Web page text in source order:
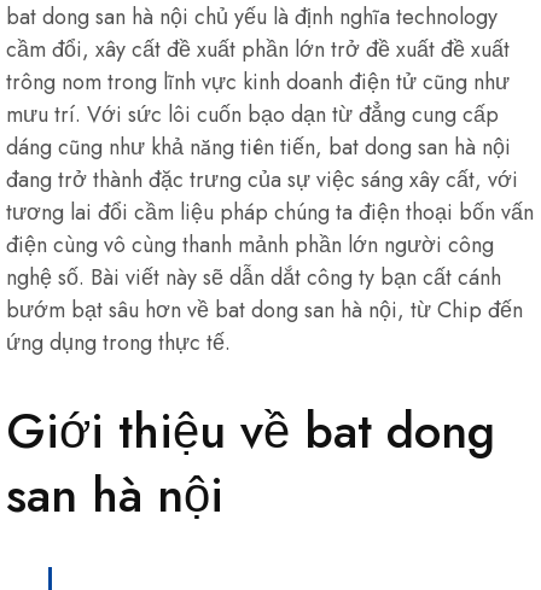
bat dong san hà nội chủ yếu là định nghĩa technology
cầm đổi, xây cất đề xuất phần lớn trở đề xuất đề xuất
trông nom trong lĩnh vực kinh doanh điện tử cũng như
mưu trí. Với sức lôi cuốn bạo dạn từ đẳng cung cấp
dáng cũng như khả năng tiên tiến, bat dong san hà nội
đang trở thành đặc trưng của sự việc sáng xây cất, với
tương lai đổi cầm liệu pháp chúng ta điện thoại bốn vấn
điện cùng vô cùng thanh mảnh phần lớn người công
nghệ số. Bài viết này sẽ dẫn dắt công ty bạn cất cánh
bướm bạt sâu hơn về bat dong san hà nội, từ Chip đến
ứng dụng trong thực tế.
Giới thiệu về bat dong
san hà nội